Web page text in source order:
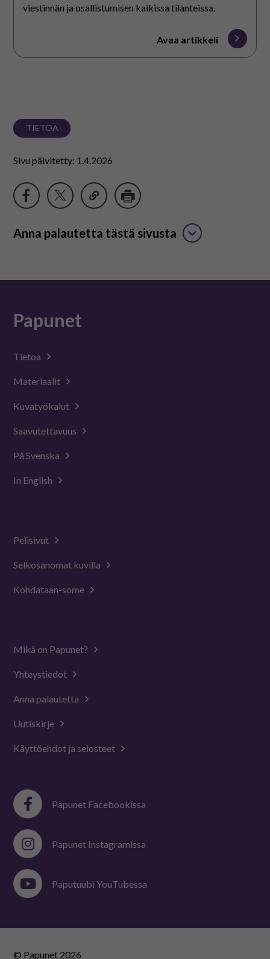
viestinnän ja osallistumisen kaikissa tilanteissa.
Avaa artikkeli
TIETOA
Sivu päivitetty: 1.4.2026
Anna palautetta tästä sivusta
Papunet
Tietoa
Materiaalit
Kuvatyökalut
Saavutettavuus
På Svenska
In English
Pelisivut
Selkosanomat kuvilla
Kohdataan-some
Mikä on Papunet?
Yhteystiedot
Anna palautetta
Uutiskirje
Käyttöehdot ja selosteet
Papunet Facebookissa
Papunet Instagramissa
Paputuubi YouTubessa
© Papunet 2026